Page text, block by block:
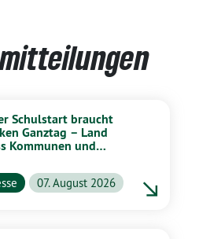
Schulstart braucht
Ganztag – Land
Kommunen und
07. August 2026